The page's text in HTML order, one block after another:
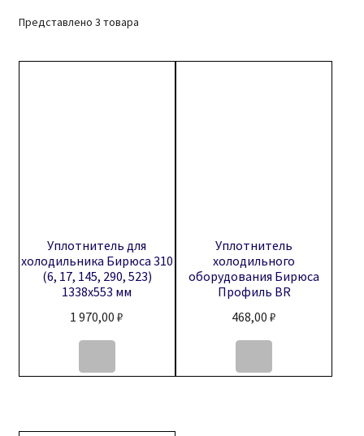
Справочник
Представлено 3 товара
Уплотнитель для
холодильника Бирюса 310
(6, 17, 145, 290, 523)
1338х553 мм
1 970,00₽
Уплотнитель
холодильного
оборудования Бирюса
Профиль BR
468,00₽